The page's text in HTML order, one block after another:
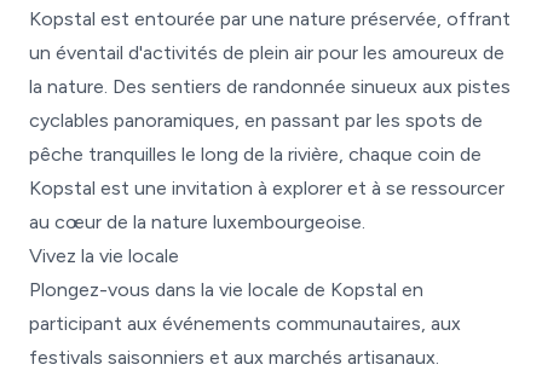
Kopstal est entourée par une nature préservée, offrant
un éventail d'activités de plein air pour les amoureux de
la nature. Des sentiers de randonnée sinueux aux pistes
cyclables panoramiques, en passant par les spots de
pêche tranquilles le long de la rivière, chaque coin de
Kopstal est une invitation à explorer et à se ressourcer
au cœur de la nature luxembourgeoise.
Vivez la vie locale
Plongez-vous dans la vie locale de Kopstal en
participant aux événements communautaires, aux
festivals saisonniers et aux marchés artisanaux.